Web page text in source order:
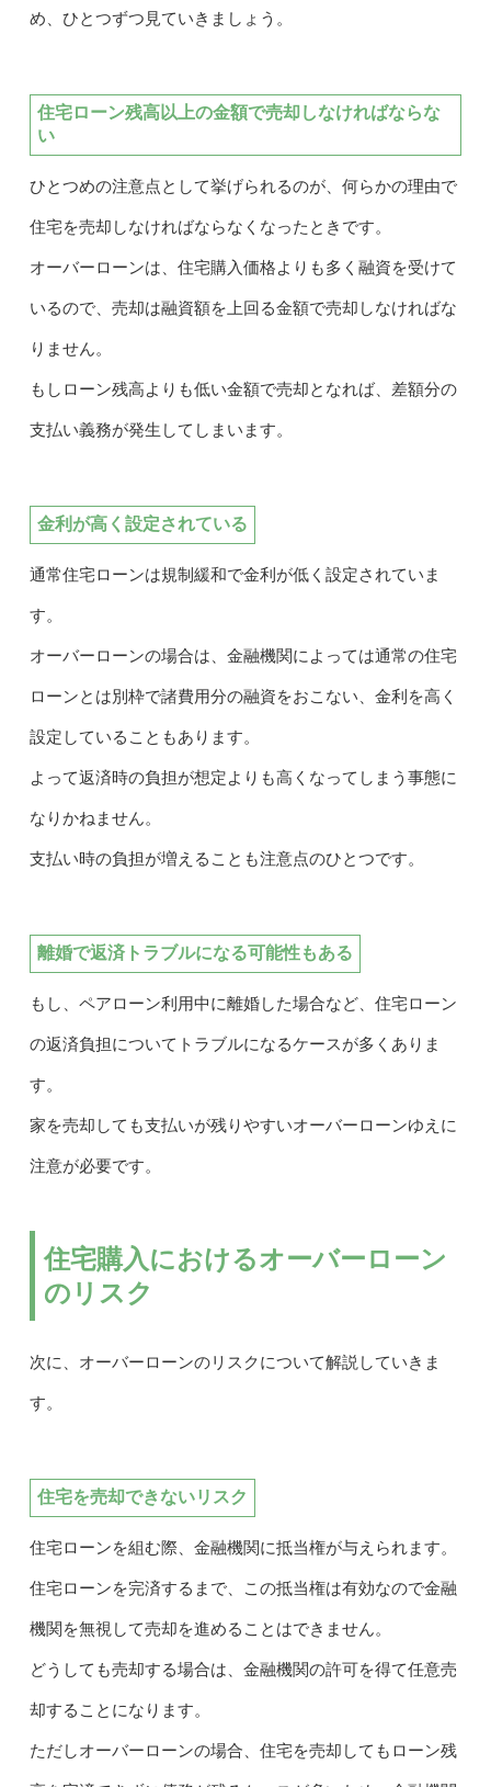
め、ひとつずつ見ていきましょう。
住宅ローン残高以上の金額で売却しなければならな
い
ひとつめの注意点として挙げられるのが、何らかの理由で
住宅を売却しなければならなくなったときです。
オーバーローンは、住宅購入価格よりも多く融資を受けて
いるので、売却は融資額を上回る金額で売却しなければな
りません。
もしローン残高よりも低い金額で売却となれば、差額分の
支払い義務が発生してしまいます。
金利が高く設定されている
通常住宅ローンは規制緩和で金利が低く設定されていま
す。
オーバーローンの場合は、金融機関によっては通常の住宅
ローンとは別枠で諸費用分の融資をおこない、金利を高く
設定していることもあります。
よって返済時の負担が想定よりも高くなってしまう事態に
なりかねません。
支払い時の負担が増えることも注意点のひとつです。
離婚で返済トラブルになる可能性もある
もし、ペアローン利用中に離婚した場合など、住宅ローン
の返済負担についてトラブルになるケースが多くありま
す。
家を売却しても支払いが残りやすいオーバーローンゆえに
注意が必要です。
住宅購入におけるオーバーローン
のリスク
次に、オーバーローンのリスクについて解説していきま
す。
住宅を売却できないリスク
住宅ローンを組む際、金融機関に抵当権が与えられます。
住宅ローンを完済するまで、この抵当権は有効なので金融
機関を無視して売却を進めることはできません。
どうしても売却する場合は、金融機関の許可を得て任意売
却することになります。
ただしオーバーローンの場合、住宅を売却してもローン残